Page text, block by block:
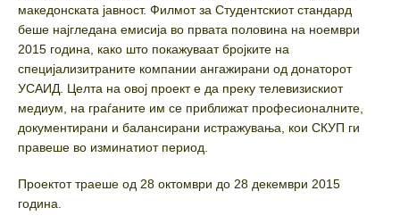
македонската јавност. Филмот за Студентскиот стандард
беше најгледана емисија во првата половина на ноември
2015 година, како што покажуваат бројките на
специјализитраните компании ангажирани од донаторот
УСАИД. Целта на овој проект е да преку телевизискиот
медиум, на граѓаните им се приближат професионалните,
документирани и балансирани истражувања, кои СКУП ги
правеше во изминатиот период.
Проектот траеше од 28 октомври до 28 декември 2015
година.